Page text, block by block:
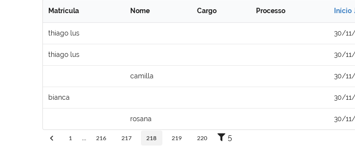
Matrícula Nome Cargo Processo Início
thiago lus 30/
thiago lus 30/
camilla 30/
bianca 30/
rosana 30/
1 216 217 218 219 220 5